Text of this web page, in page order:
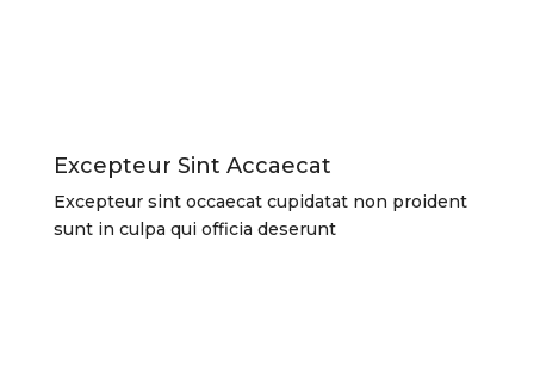
Excepteur Sint Accaecat
Excepteur sint occaecat cupidatat non proident
sunt in culpa qui officia deserunt